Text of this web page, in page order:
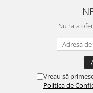
Nu rata
Vreau să
Politica de